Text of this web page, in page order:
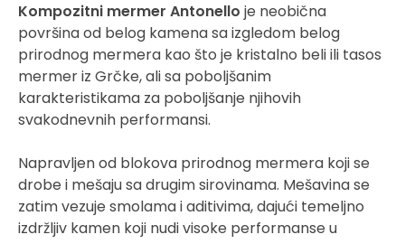
Kompozitni mermer Antonello je neobična
površina od belog kamena sa izgledom belog
prirodnog mermera kao što je kristalno beli ili tasos
mermer iz Grčke, ali sa poboljšanim
karakteristikama za poboljšanje njihovih
svakodnevnih performansi.
Napravljen od blokova prirodnog mermera koji se
drobe i mešaju sa drugim sirovinama. Mešavina se
zatim vezuje smolama i aditivima, dajući temeljno
izdržljiv kamen koji nudi visoke performanse u